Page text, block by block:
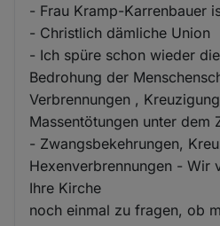
- Frau Kramp-Karrenbauer
- Christlich dämliche Union
- Ich spüre schon wieder
Bedrohung der
Verbrennungen ,
Massentötungen unter dem
- Zwangsbekehrungen,
Hexenverbrennungen - Wir
Ihre Kirche
noch einmal zu fragen, ob